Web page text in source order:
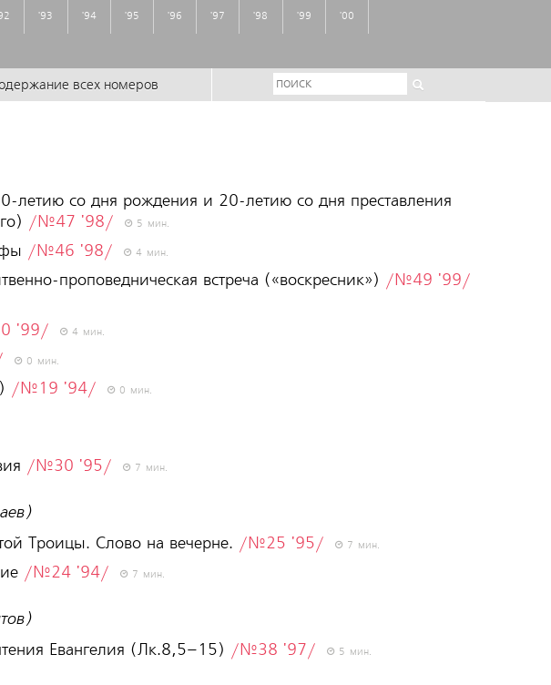
'93 '94 '95 '96 '97 '98 '99 '00
всех номеров
летию со дня рождения и 20-летию со дня преставления
/№47 '98/ 5 мин.
/№46 '98/ 4 мин.
проповедническая встреча («воскресник») /№49 '99/
'99/ 4 мин.
0 мин.
/№19 '94/ 0 мин.
/№30 '95/ 7 мин.
Троицы. Слово на вечерне. /№25 '95/ 7 мин.
/№24 '94/ 7 мин.
Евангелия (Лк.8,5–15) /№38 '97/ 5 мин.